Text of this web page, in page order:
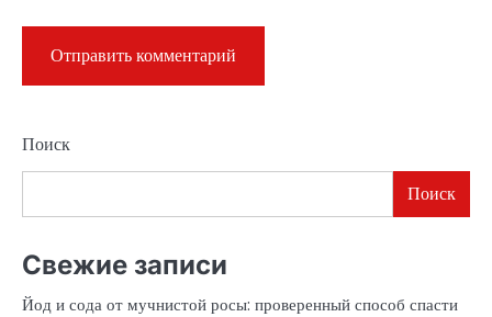
Поиск
Поиск
Свежие записи
Йод и сода от мучнистой росы: проверенный способ спасти